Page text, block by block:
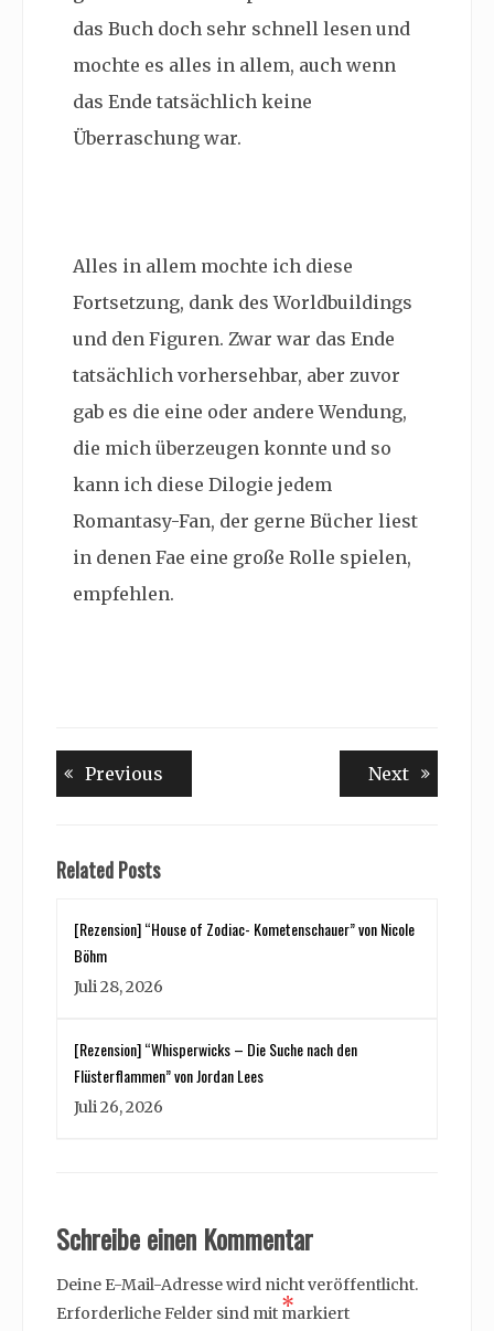
das Buch doch sehr schnell lesen und
mochte es alles in allem, auch wenn
das Ende tatsächlich keine
Überraschung war.
Alles in allem mochte ich diese
Fortsetzung, dank des Worldbuildings
und den Figuren. Zwar war das Ende
tatsächlich vorhersehbar, aber zuvor
gab es die eine oder andere Wendung,
die mich überzeugen konnte und so
kann ich diese Dilogie jedem
Romantasy-Fan, der gerne Bücher liest
in denen Fae eine große Rolle spielen,
empfehlen.
Beitragsnavigation
Previous NextNext
Related Posts
[Rezension] “House of Zodiac- Kometenschauer” von Nicole
Böhm
Juli 28, 2026
[Rezension] “Whisperwicks – Die Suche nach den
Flüsterflammen” von Jordan Lees
Juli 26, 2026
Schreibe einen Kommentar
Deine E-Mail-Adresse wird nicht veröffentlicht.
Erforderliche Felder sind mit *
markiert